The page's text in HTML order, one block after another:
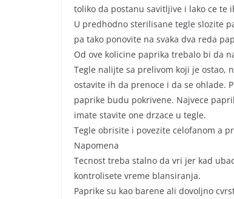
toliko da postanu savitljive i lako ce te
U predhodno sterilisane tegle slozite
pa tako ponovite na svaka dva reda
Od ove kolicine paprika trebalo bi da
Tegle nalijte sa prelivom koji je ostao,
ostavite ih da prenoce i da se ohlade.
paprike budu pokrivene. Najvece
imate stavite one drzace u tegle.
Tegle obrisite i povezite celofanom a
Napomena
Tecnost treba stalno da vri jer kad
kontrolisete vreme blansiranja.
Paprike su kao barene ali dovoljno